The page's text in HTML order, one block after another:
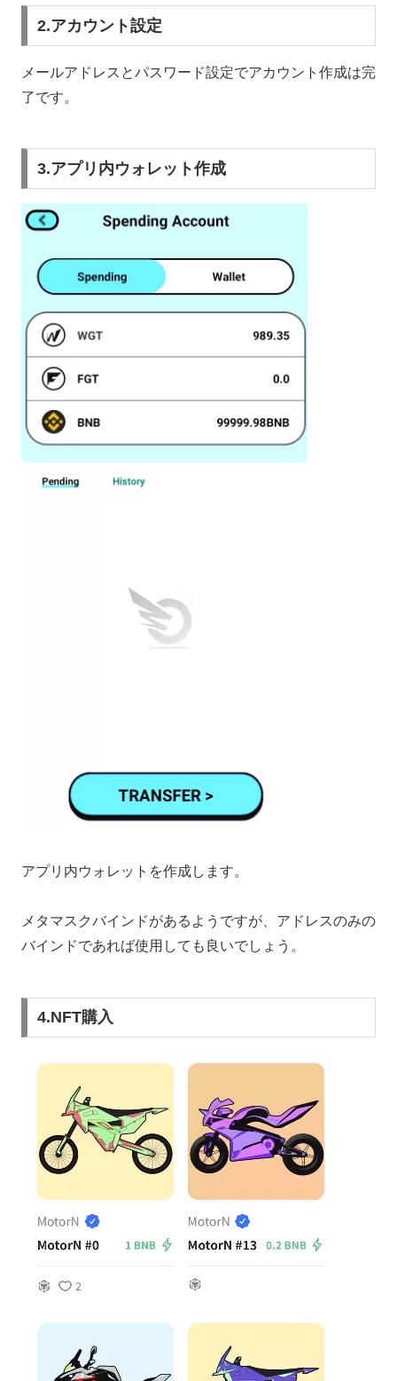
2.アカウント設定
メールアドレスとパスワード設定でアカウント作成は完
了です。
3.アプリ内ウォレット作成
アプリ内ウォレットを作成します。
メタマスクバインドがあるようですが、アドレスのみの
バインドであれば使用しても良いでしょう。
4.NFT購入